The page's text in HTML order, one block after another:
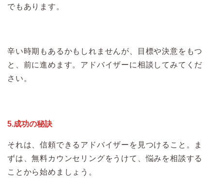
でもあります。
辛い時期もあるかもしれませんが、目標や決意をもつ
と、前に進めます。アドバイザーに相談してみてくだ
さい。
5.成功の秘訣
それは、信頼できるアドバイザーを見つけること。ま
ずは、無料カウンセリングをうけて、悩みを相談する
ことから始めましょう。